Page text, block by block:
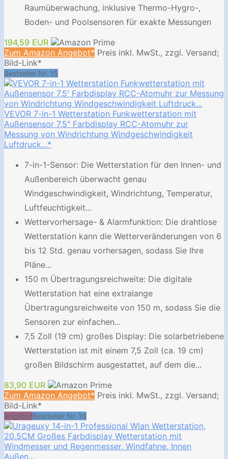
Raumüberwachung, inklusive Thermo-Hygro-,
Boden- und Poolsensoren für exakte Messungen
194,59 EUR
Zum Amazon Angebot* Preis inkl. MwSt., zzgl. Versand;
Bild-Link*
Bestseller Nr. 15
VEVOR 7-in-1 Wetterstation Funkwetterstation mit
Außensensor 7,5" Farbdisplay RCC-Atomuhr zur
Messung von Windrichtung Windgeschwindigkeit
Luftdruck...*
7-in-1-Sensor: Die Wetterstation für den Innen- und
Außenbereich überwacht genau
Windgeschwindigkeit, Windrichtung, Temperatur,
Luftfeuchtigkeit...
Wettervorhersage- & Alarmfunktion: Die drahtlose
Wetterstation kann die Wetterveränderungen von 6
bis 12 Std. genau vorhersagen, sodass Sie Ihre
Pläne...
150 m Übertragungsreichweite: Die digitale
Wetterstation hat eine extralange
Übertragungsreichweite von 150 m, sodass Sie die
Sensoren zur einfachen...
7,5 Zoll (19 cm) großes Display: Die solarbetriebene
Wetterstation ist mit einem 7,5 Zoll (ca. 19 cm)
großen Bildschirm ausgestattet, auf dem die...
83,90 EUR
Zum Amazon Angebot* Preis inkl. MwSt., zzgl. Versand;
Bild-Link*
AngebotBestseller Nr. 16